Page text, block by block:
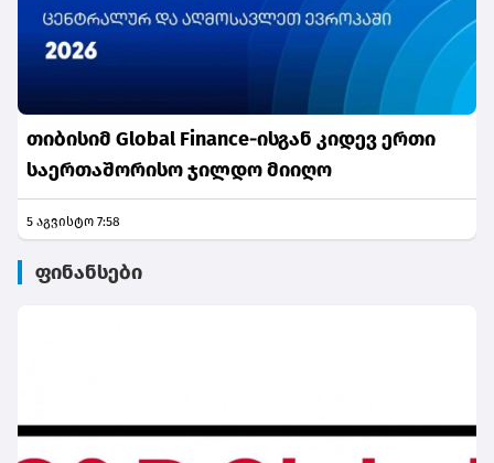
თიბისიმ Global Finance-ისგან კიდევ ერთი
საერთაშორისო ჯილდო მიიღო
5 აგვისტო 7:58
ფინანსები